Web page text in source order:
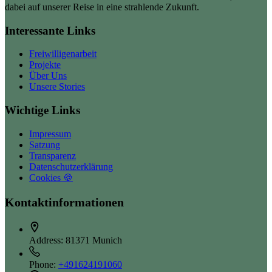
dabei auf unserer Reise in eine strahlende Zukunft.
Interessante Links
Freiwilligenarbeit
Projekte
Über Uns
Unsere Stories
Wichtige Links
Impressum
Satzung
Transparenz
Datenschutzerklärung
Cookies 🍪
Kontaktinformationen
Address: 81371 Munich
Phone: +491624191060